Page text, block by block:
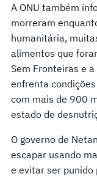
A ONU também
morreram
humanitária,
alimentos que
Sem Fronteiras e
enfrenta
com mais de 900
estado de
O governo de
escapar usando
e evitar ser punido